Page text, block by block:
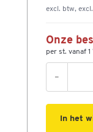
excl. btw, excl.
Onze
per st. vanaf
-
In het